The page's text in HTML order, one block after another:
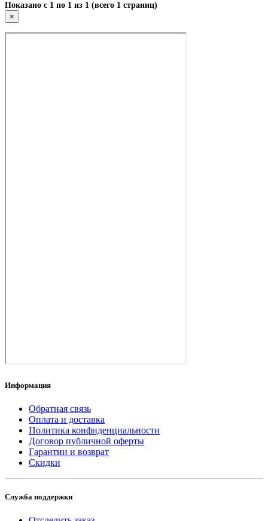
Показано с 1 по 1 из 1 (всего 1 страниц)
×
Информация
Обратная связь
Оплата и доставка
Политика конфиденциальности
Договор публичной оферты
Гарантии и возврат
Скидки
Служба поддержки